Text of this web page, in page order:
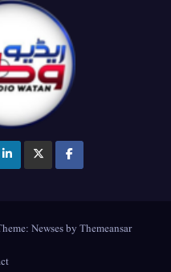
Theme:NewsesbyThemeansar